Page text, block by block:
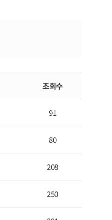
조회수
91
80
208
250